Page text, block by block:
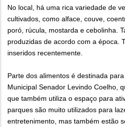
No local, há uma rica variedade de
cultivados, como alface, couve,
poró, rúcula, mostarda e cebolinha.
produzidas de acordo com a época.
inseridos recentemente.
Parte dos alimentos é destinada
Municipal Senador Levindo Coelho,
que também utiliza o espaço para
parques são muito utilizados para
entretenimento, mas também estão